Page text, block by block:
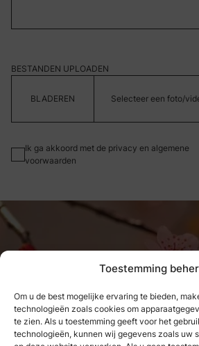
Toestemming
Om u de best mogelijke ervaring te bieden,
technologieën zoals cookies om
te zien. Als u toestemming geeft voor het
technologieën, kunnen wij gegevens zoals uw
BESTANDEN UPLOADEN
Selecteer een foto/
Ik ga akkoord met de privacy en algemene
voorwaarden
Wat we hebben